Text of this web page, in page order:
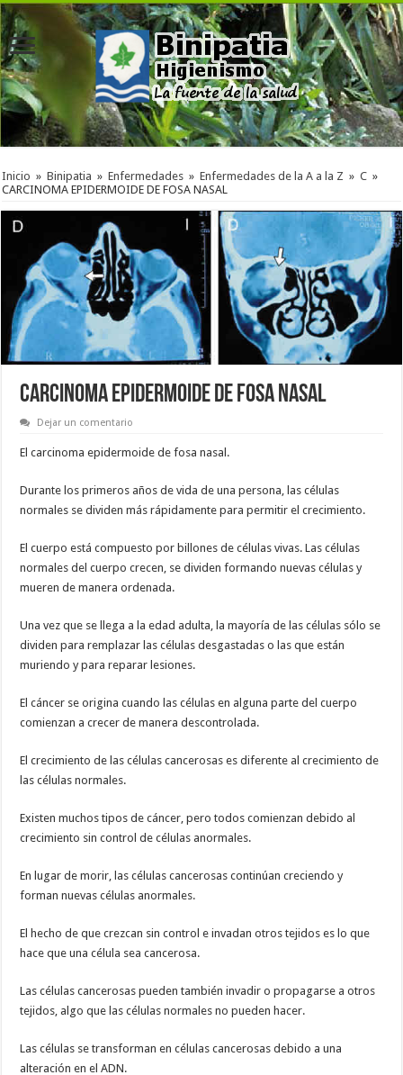
Inicio » Binipatia » Enfermedades » Enfermedades de la A a la Z » C »
CARCINOMA EPIDERMOIDE DE FOSA NASAL
CARCINOMA EPIDERMOIDE DE FOSA NASAL
Dejar un comentario
El carcinoma epidermoide de fosa nasal.
Durante los primeros años de vida de una persona, las células
normales se dividen más rápidamente para permitir el crecimiento.
El cuerpo está compuesto por billones de células vivas. Las células
normales del cuerpo crecen, se dividen formando nuevas células y
mueren de manera ordenada.
Una vez que se llega a la edad adulta, la mayoría de las células sólo se
dividen para remplazar las células desgastadas o las que están
muriendo y para reparar lesiones.
El cáncer se origina cuando las células en alguna parte del cuerpo
comienzan a crecer de manera descontrolada.
El crecimiento de las células cancerosas es diferente al crecimiento de
las células normales.
Existen muchos tipos de cáncer, pero todos comienzan debido al
crecimiento sin control de células anormales.
En lugar de morir, las células cancerosas continúan creciendo y
forman nuevas células anormales.
El hecho de que crezcan sin control e invadan otros tejidos es lo que
hace que una célula sea cancerosa.
Las células cancerosas pueden también invadir o propagarse a otros
tejidos, algo que las células normales no pueden hacer.
Las células se transforman en células cancerosas debido a una
alteración en el ADN.